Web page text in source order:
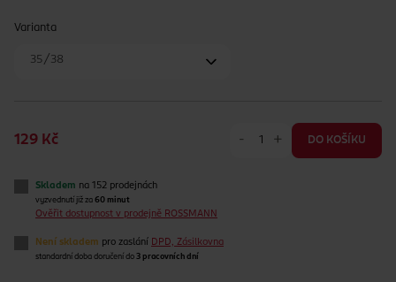
Varianta
35/38
129 Kč - + DO KOŠÍKU
Skladem na 152 prodejnách
vyzvednutí již za 60 minut
Ověřit dostupnost v prodejně ROSSMANN
Není skladem pro zaslání DPD, Zásilkovna
standardní doba doručení do 3 pracovních dní